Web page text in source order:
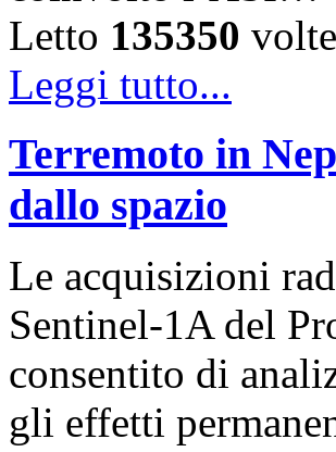
Letto 135350 volte
Leggi tutto...
Terremoto in
dallo spazio
Le acquisizioni
Sentinel-1A del
consentito di
gli effetti